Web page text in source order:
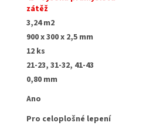
zátěž
3,24 m2
900 x 300 x 2,5 mm
12 ks
21-23, 31-32, 41-43
0,80 mm
Ano
Pro celoplošné lepení